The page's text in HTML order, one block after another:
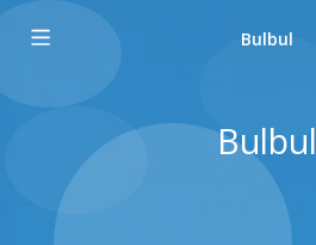
Bulbul
Bulbul